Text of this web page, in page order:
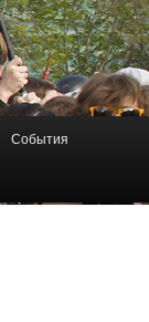
События